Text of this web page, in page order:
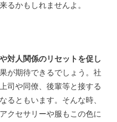
るかもしれませんよ。
対人関係のリセットを促し
が期待できるでしょう。社
司や同僚、後輩等と接する
るともいます。そんな時、
クセサリーや服もこの色に